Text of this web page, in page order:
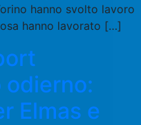
hanno svolto lavoro
hanno lavorato […]
odierno:
Elmas e